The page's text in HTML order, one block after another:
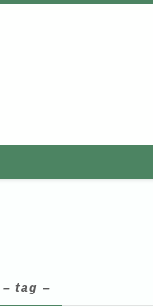
– tag –